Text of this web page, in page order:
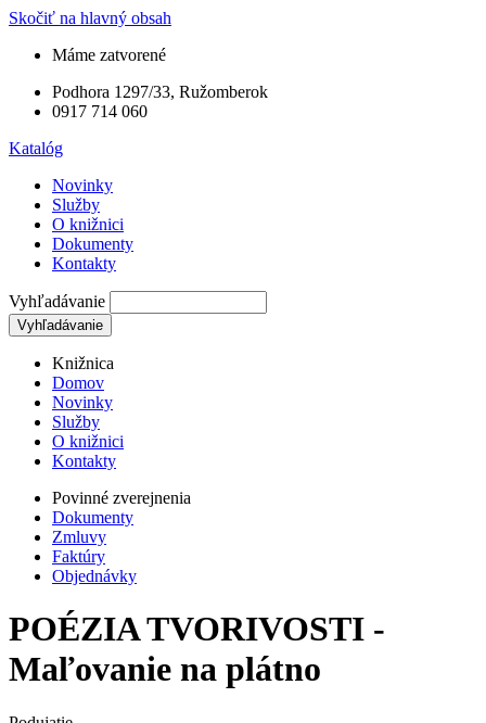
Skočiť na hlavný obsah
Máme zatvorené
Podhora 1297/33, Ružomberok
0917 714 060
Katalóg
Novinky
Služby
O knižnici
Dokumenty
Kontakty
Vyhľadávanie
Knižnica
Domov
Novinky
Služby
O knižnici
Kontakty
Povinné zverejnenia
Dokumenty
Zmluvy
Faktúry
Objednávky
POÉZIA TVORIVOSTI -
Maľovanie na plátno